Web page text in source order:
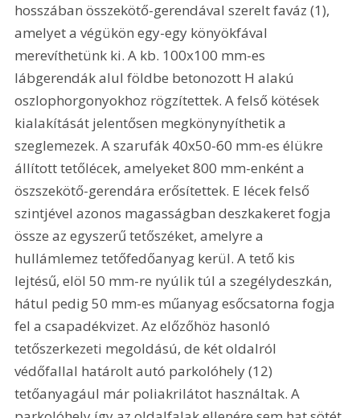
hosszában összekötő-gerendával szerelt faváz (1),
amelyet a végükön egy-egy könyökfával
merevíthetünk ki. A kb. 100x100 mm-es
lábgerendák alul földbe betonozott H alakú
oszlophorgonyokhoz rögzítettek. A felső kötések
kialakítását jelentősen megkönynyíthetik a
szeglemezek. A szarufák 40x50-60 mm-es élükre
állított tetőlécek, amelyeket 800 mm-enként a
öszszekötő-gerendára erősítettek. E lécek felső
szintjével azonos magasságban deszkakeret fogja
össze az egyszerű tetőszéket, amelyre a
hullámlemez tetőfedőanyag kerül. A tető kis
lejtésű, elöl 50 mm-re nyúlik túl a szegélydeszkán,
hátul pedig 50 mm-es műanyag esőcsatorna fogja
fel a csapadékvizet. Az előzőhöz hasonló
tetőszerkezeti megoldású, de két oldalról
védőfallal határolt autó parkolóhely (12)
tetőanyagául már poliakrilátot használtak. A